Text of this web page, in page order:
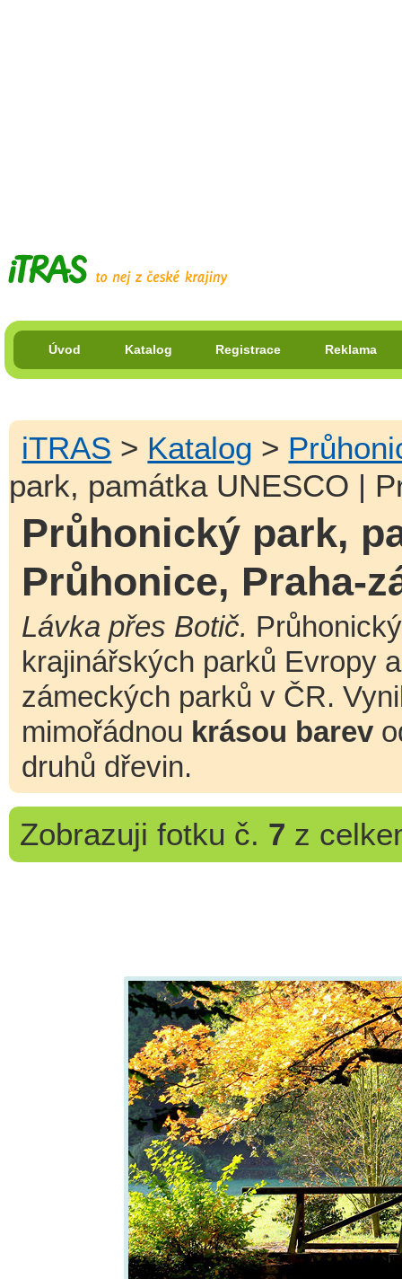
Úvod Katalog Registrace Reklama
iTRAS > Katalog >
park, památka UNESCO |
Průhonický park,
Průhonice, Praha-
Lávka přes Botič.
krajinářských parků Evropy
zámeckých parků v ČR.
mimořádnou krásou barev
druhů dřevin.
Zobrazuji fotku č. 7 z